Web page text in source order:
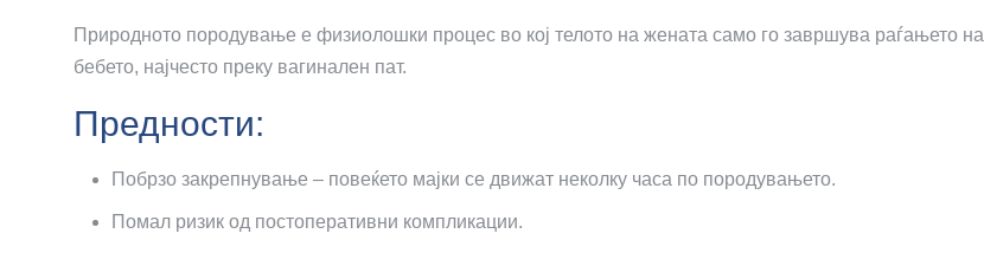
Природното породување е физиолошки процес во кој телото на жената само го завршува раѓањето на
бебето, најчесто преку вагинален пат.
Предности:
Побрзо закрепнување – повеќето мајки се движат неколку часа по породувањето.
Помал ризик од постоперативни компликации.